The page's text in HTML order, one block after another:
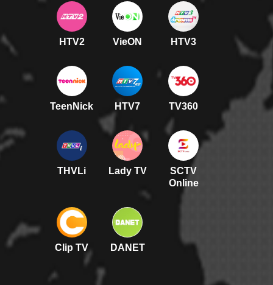
HTV2 VieON HTV3
TeenNick HTV7 TV360
THVLi Lady TV
SCTV
Online
Clip TV DANET